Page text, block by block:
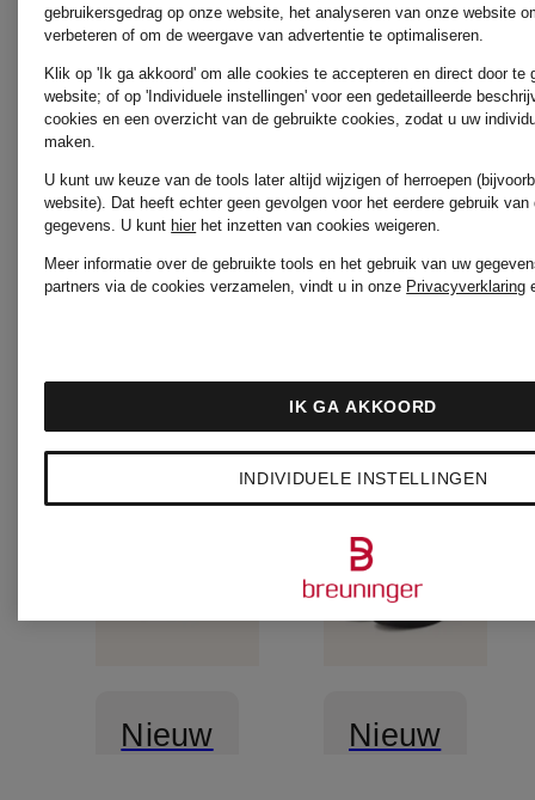
Chelsea
boots
CPH950
€ 280
Sneaker
ROCKET
€ 149
Nieuw Nieuw
gebruikersgedrag op onze website, het analyseren van onze website
verbeteren of om de weergave van advertentie te optimaliseren.
Klik op 'Ik ga akkoord' om alle cookies te accepteren en direct door te
website; of op 'Individuele instellingen' voor een gedetailleerde
cookies en een overzicht van de gebruikte cookies, zodat u uw
maken.
U kunt uw keuze van de tools later altijd wijzigen of herroepen
website). Dat heeft echter geen gevolgen voor het eerdere gebruik van
gegevens. U kunt hierhet inzetten van cookies weigeren.
Meer informatie over de gebruikte tools en het gebruik van uw
partners via de cookies verzamelen, vindt u in onze Privacyverklaring
INDIVIDUELE INSTELLINGEN
IK GA AKKOORD